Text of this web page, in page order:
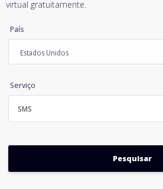
virtual gratuitamente.
País
Serviço
SMS